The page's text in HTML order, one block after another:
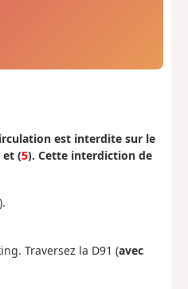
est interdite sur le
et (5). Cette interdiction de
Traversez la D91 (avec